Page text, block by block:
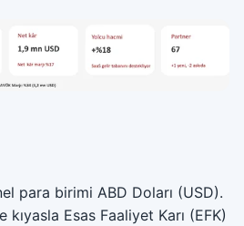
para birimi ABD Doları (USD).
Esas Faaliyet Karı (EFK)